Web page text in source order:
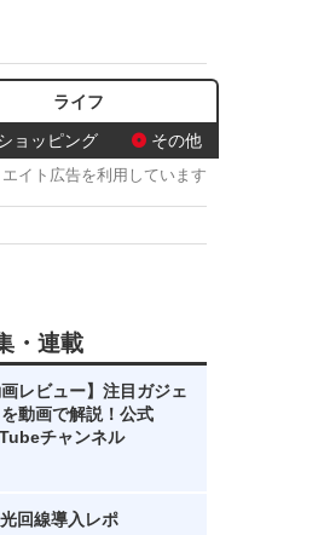
ョッピング その他
ライフ
イト広告を利用しています
・連載
画レビュー】注目ガジェ
動画で解説！公式
チャンネル
回線導入レポ